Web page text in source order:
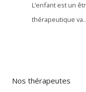
L’enfant est un
thérapeutique
Nos thérapeutes